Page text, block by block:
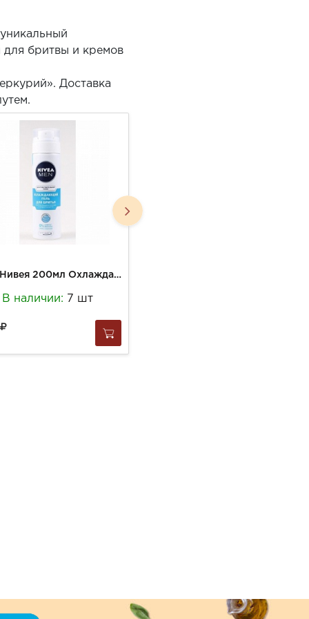
для бритвы и кремов
Доставка
Гель Нивея 200мл Охлаждающий д/бритья д/чувствительной кожи
В наличии: 7 шт